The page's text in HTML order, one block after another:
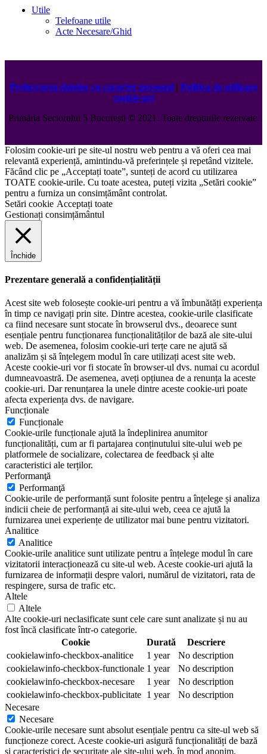
Utile
Telefoane utile
Acte Necesare/Ghid
Prelucrarea datelor cu caracter personal | Politica de utilizare
cookie-uri
Primăria Sectorului 5 București ©️2021. Toate drepturile rezervate.
Folosim cookie-uri pe site-ul nostru web pentru a vă oferi cea mai
relevantă experiență, amintindu-vă preferințele și repetând vizitele.
Făcând clic pe „Acceptați toate”, sunteți de acord cu utilizarea
TOATE cookie-urile. Cu toate acestea, puteți vizita „Setări cookie”
pentru a furniza un consimțământ controlat.
Setări cookie Acceptați toate
Gestionați consimțământul
Închide
Prezentare generală a confidențialității
Acest site web folosește cookie-uri pentru a vă îmbunătăți experiența
în timp ce navigați prin site. Dintre acestea, cookie-urile clasificate
ca fiind necesare sunt stocate în browserul dvs., deoarece sunt
esențiale pentru funcționarea funcționalităților de bază ale site-ului
web. De asemenea, folosim cookie-uri terțe care ne ajută să
analizăm și să înțelegem modul în care utilizați acest site web.
Aceste cookie-uri vor fi stocate în browser-ul dvs. numai cu acordul
dumneavoastră. De asemenea, aveți opțiunea de a renunța la aceste
cookie-uri. Dar renunțarea la unele dintre aceste cookie-uri poate
afecta experiența dvs. de navigare.
Funcționale
Funcționale
Cookie-urile funcționale ajută la îndeplinirea anumitor
funcționalități, cum ar fi partajarea conținutului site-ului web pe
platformele de socializare, colectarea de feedback și alte
caracteristici ale terților.
Performanţă
Performanţă
Cookie-urile de performanță sunt folosite pentru a înțelege și analiza
indicii cheie de performanță ai site-ului web, ceea ce ajută la
furnizarea unei experiențe de utilizator mai bune pentru vizitatori.
Analitice
Analitice
Cookie-urile analitice sunt utilizate pentru a înțelege modul în care
vizitatorii interacționează cu site-ul web. Aceste cookie-uri ajută la
furnizarea de informații despre valori, numărul de vizitatori, rata de
respingere, sursa de trafic etc.
Altele
Altele
Alte cookie-uri neclasificate sunt cele care sunt analizate și nu au
fost încă clasificate într-o categorie.
Cookie
Durată
Descriere
cookielawinfo-checkbox-analitice
1 year
No description
cookielawinfo-checkbox-functionale 1 year
No description
cookielawinfo-checkbox-necesare
1 year
No description
cookielawinfo-checkbox-publicitate 1 year
No description
Necesare
Necesare
Cookie-urile necesare sunt absolut esențiale pentru ca site-ul web să
funcționeze corect. Aceste cookie-uri asigură funcționalități de bază
și caracteristici de securitate ale site-ului web, în mod anonim.